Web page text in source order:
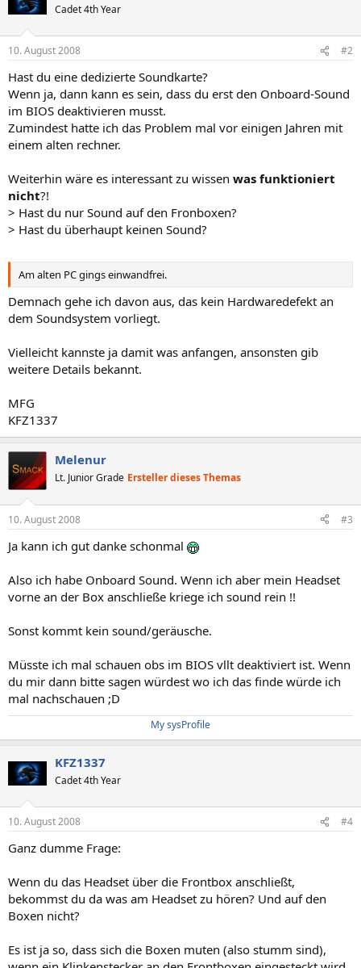
Cadet 4th Year
10. August 2008 #2
Hast du eine dedizierte Soundkarte?
Wenn ja, dann kann es sein, dass du erst den Onboard-Sound
im BIOS deaktivieren musst.
Zumindest hatte ich das Problem mal vor einigen Jahren mit
einem alten rechner.
Weiterhin wäre es interessant zu wissen was funktioniert
nicht?!
> Hast du nur Sound auf den Fronboxen?
> Hast du überhaupt keinen Sound?
Am alten PC gings einwandfrei.
Demnach gehe ich davon aus, das kein Hardwaredefekt an
dem Soundsystem vorliegt.
Vielleicht kannste ja damit was anfangen, ansonsten gib
weitere Details bekannt.
MFG
KFZ1337
Melenur
Lt. Junior Grade Ersteller dieses Themas
10. August 2008 #3
Ja kann ich gut danke schonmal
Also ich habe Onboard Sound. Wenn ich aber mein Headset
vorne an der Box anschließe kriege ich sound rein !!
Sonst kommt kein sound/geräusche.
Müsste ich mal schauen obs im BIOS vllt deaktiviert ist. Wenn
du mir dann bitte sagen würdest wo ich das finde würde ich
mal nachschauen ;D
My sysProfile
KFZ1337
Cadet 4th Year
10. August 2008 #4
Ganz dumme Frage:
Wenn du das Headset über die Frontbox anschließt,
bekommst du da was am Headset zu hören? Und auf den
Boxen nicht?
Es ist ja so, dass sich die Boxen muten (also stumm sind),